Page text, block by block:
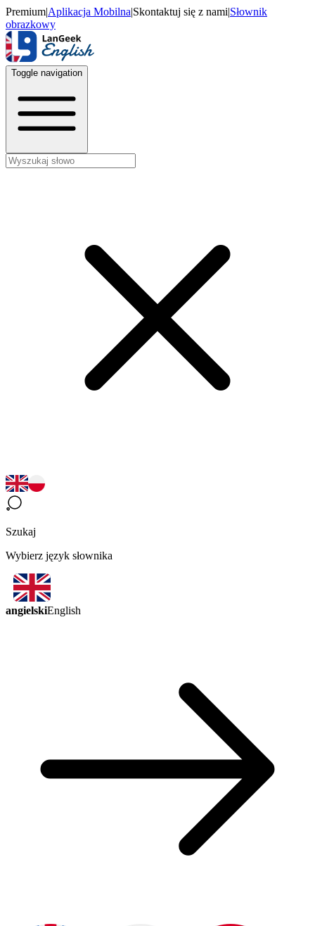
Premium|Aplikacja Mobilna|Skontaktuj się z nami|Słownik
obrazkowy
Toggle navigation
Szukaj
Wybierz język słownika
angielskiEnglish